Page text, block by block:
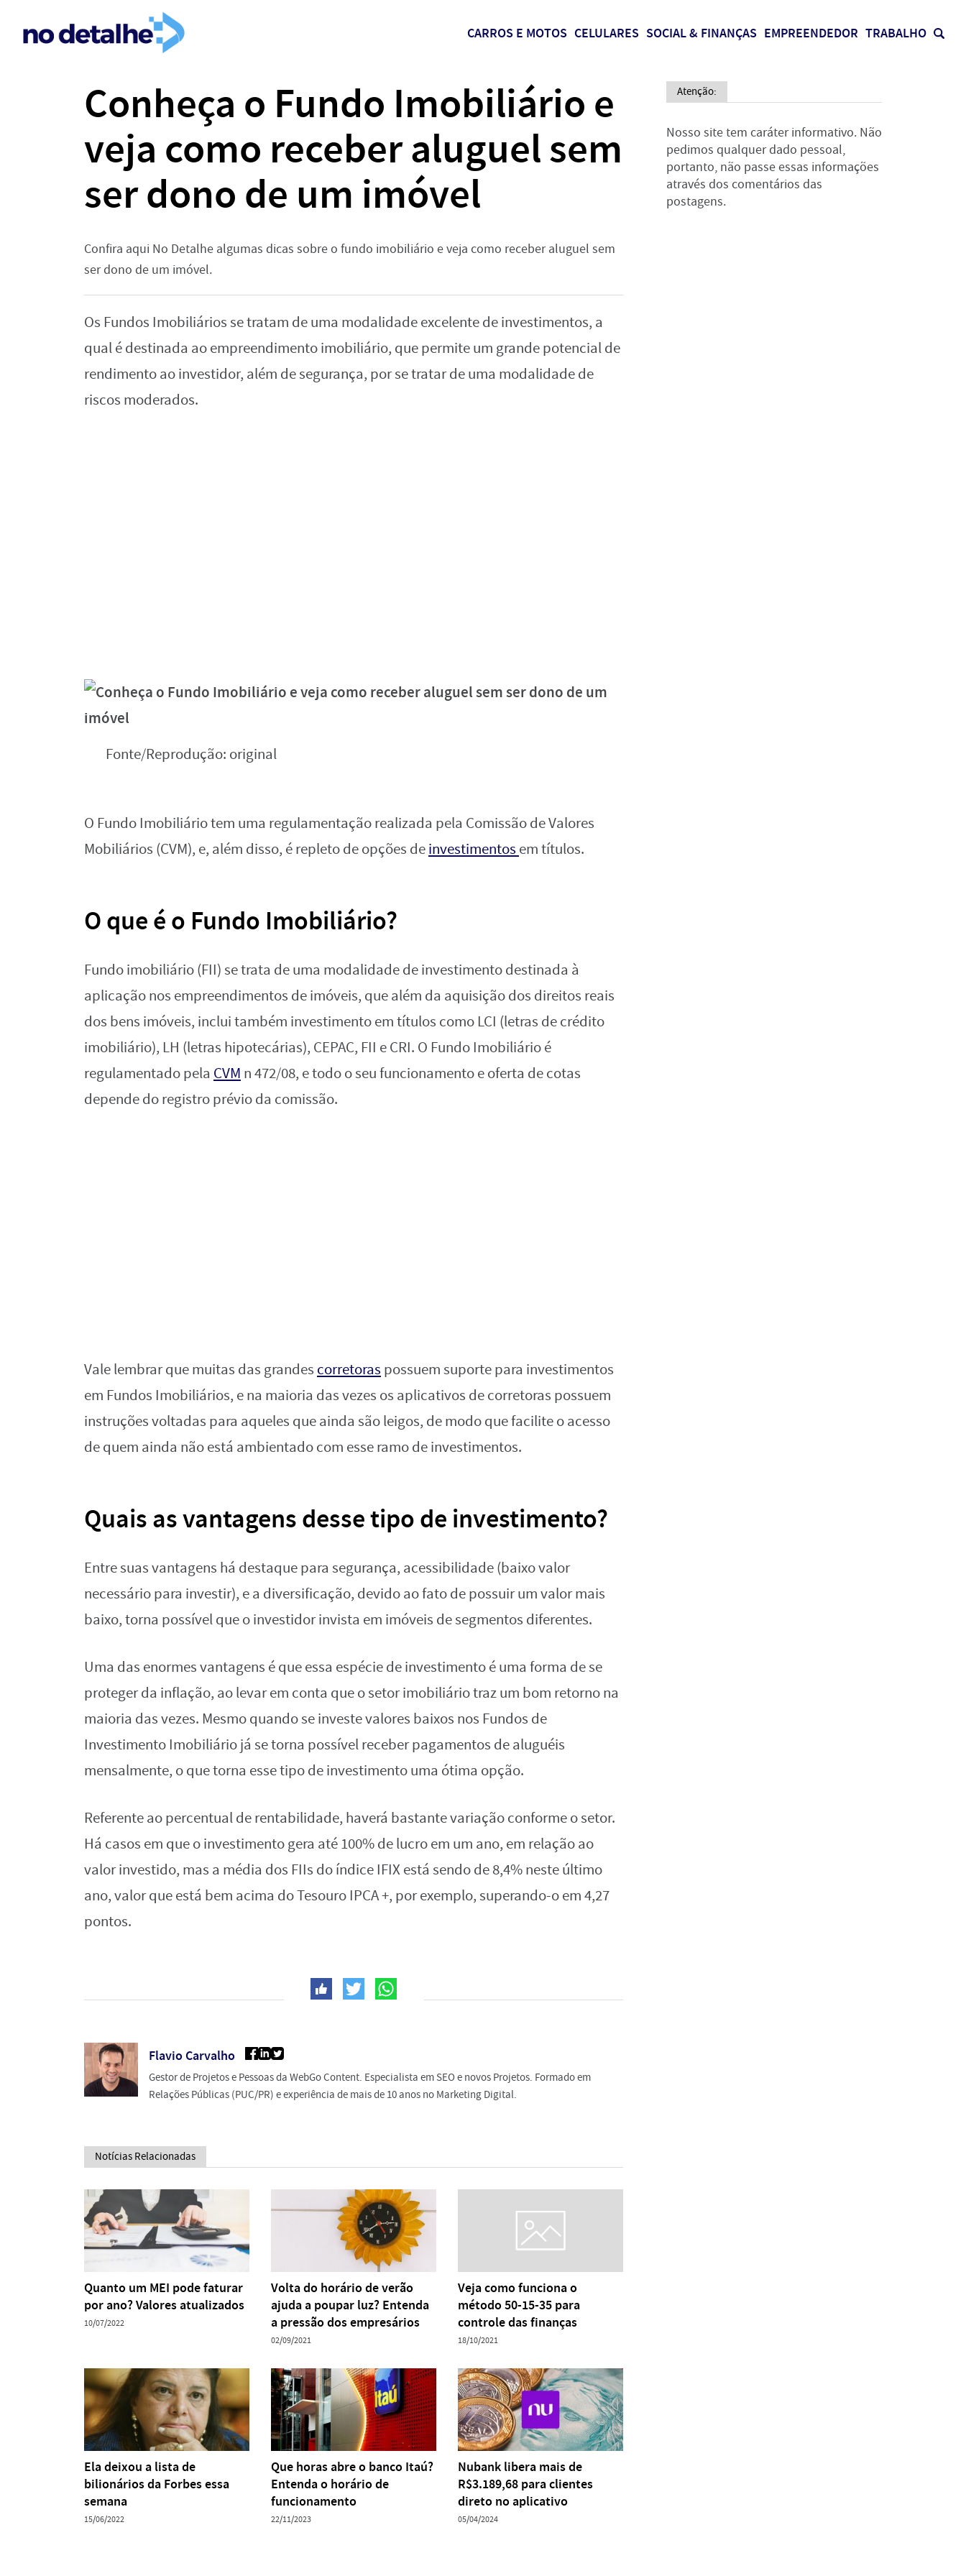
CARROS E MOTOS CELULARES SOCIAL & FINANÇAS EMPREENDEDOR TRABALHO
Conheça o Fundo Imobiliário e
veja como receber aluguel sem
ser dono de um imóvel
Confira aqui No Detalhe algumas dicas sobre o fundo imobiliário e veja como receber aluguel sem
ser dono de um imóvel.
Os Fundos Imobiliários se tratam de uma modalidade excelente de investimentos, a
qual é destinada ao empreendimento imobiliário, que permite um grande potencial de
rendimento ao investidor, além de segurança, por se tratar de uma modalidade de
riscos moderados.
Fonte/Reprodução: original
O Fundo Imobiliário tem uma regulamentação realizada pela Comissão de Valores
Mobiliários (CVM), e, além disso, é repleto de opções deinvestimentos em títulos.
O que é o Fundo Imobiliário?
Fundo imobiliário (FII) se trata de uma modalidade de investimento destinada à
aplicação nos empreendimentos de imóveis, que além da aquisição dos direitos reais
dos bens imóveis, inclui também investimento em títulos como LCI (letras de crédito
imobiliário), LH (letras hipotecárias), CEPAC, FII e CRI. O Fundo Imobiliário é
regulamentado pela CVM n 472/08, e todo o seu funcionamento e oferta de cotas
depende do registro prévio da comissão.
Vale lembrar que muitas das grandes corretoras possuem suporte para investimentos
em Fundos Imobiliários, e na maioria das vezes os aplicativos de corretoras possuem
instruções voltadas para aqueles que ainda são leigos, de modo que facilite o acesso
de quem ainda não está ambientado com esse ramo de investimentos.
Quais as vantagens desse tipo de investimento?
Entre suas vantagens há destaque para segurança, acessibilidade (baixo valor
necessário para investir), e a diversificação, devido ao fato de possuir um valor mais
baixo, torna possível que o investidor invista em imóveis de segmentos diferentes.
Uma das enormes vantagens é que essa espécie de investimento é uma forma de se
proteger da inflação, ao levar em conta que o setor imobiliário traz um bom retorno na
maioria das vezes. Mesmo quando se investe valores baixos nos Fundos de
Investimento Imobiliário já se torna possível receber pagamentos de aluguéis
mensalmente, o que torna esse tipo de investimento uma ótima opção.
Referente ao percentual de rentabilidade, haverá bastante variação conforme o setor.
Há casos em que o investimento gera até 100% de lucro em um ano, em relação ao
valor investido, mas a média dos FIIs do índice IFIX está sendo de 8,4% neste último
ano, valor que está bem acima do Tesouro IPCA +, por exemplo, superando-o em 4,27
pontos.
Flavio Carvalho
Gestor de Projetos e Pessoas da WebGo Content. Especialista em SEO e novos Projetos. Formado em
Relações Públicas (PUC/PR) e experiência de mais de 10 anos no Marketing Digital.
Notícias Relacionadas
Quanto um MEI pode faturar
por ano? Valores atualizados
10/07/2022
Volta do horário de verão
ajuda a poupar luz? Entenda
a pressão dos empresários
02/09/2021
Veja como funciona o
método 50-15-35 para
controle das finanças
18/10/2021
Ela deixou a lista de
bilionários da Forbes essa
semana
15/06/2022
Que horas abre o banco Itaú?
Entenda o horário de
funcionamento
22/11/2023
Nubank libera mais de
R$3.189,68 para clientes
direto no aplicativo
05/04/2024
Atenção:
Nosso site tem caráter informativo. Não
pedimos qualquer dado pessoal,
portanto, não passe essas informações
através dos comentários das
postagens.